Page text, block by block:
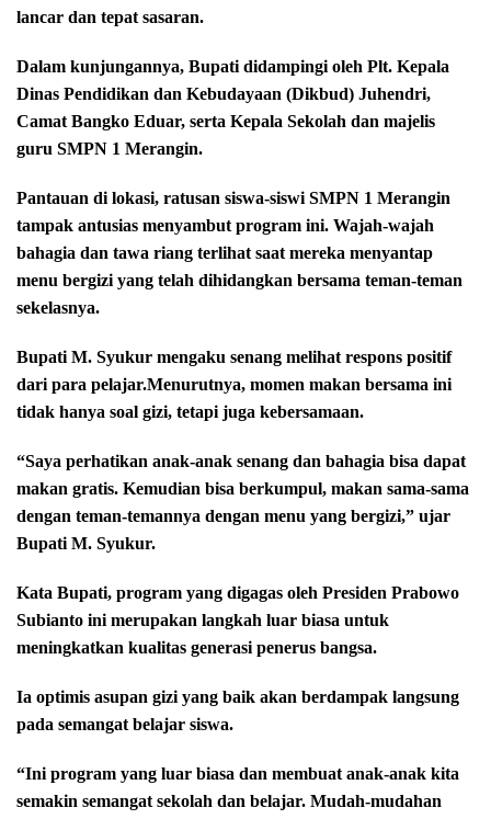
lancar dan tepat sasaran.
Dalam kunjungannya, Bupati didampingi oleh Plt. Kepala
Dinas Pendidikan dan Kebudayaan (Dikbud) Juhendri,
Camat Bangko Eduar, serta Kepala Sekolah dan majelis
guru SMPN 1 Merangin.
Pantauan di lokasi, ratusan siswa-siswi SMPN 1 Merangin
tampak antusias menyambut program ini. Wajah-wajah
bahagia dan tawa riang terlihat saat mereka menyantap
menu bergizi yang telah dihidangkan bersama teman-teman
sekelasnya.
Bupati M. Syukur mengaku senang melihat respons positif
dari para pelajar.Menurutnya, momen makan bersama ini
tidak hanya soal gizi, tetapi juga kebersamaan.
“Saya perhatikan anak-anak senang dan bahagia bisa dapat
makan gratis. Kemudian bisa berkumpul, makan sama-sama
dengan teman-temannya dengan menu yang bergizi,” ujar
Bupati M. Syukur.
Kata Bupati, program yang digagas oleh Presiden Prabowo
Subianto ini merupakan langkah luar biasa untuk
meningkatkan kualitas generasi penerus bangsa.
Ia optimis asupan gizi yang baik akan berdampak langsung
pada semangat belajar siswa.
“Ini program yang luar biasa dan membuat anak-anak kita
semakin semangat sekolah dan belajar. Mudah-mudahan